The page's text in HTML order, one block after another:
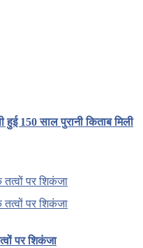
150 साल पुरानी किताब मिली
पर शिकंजा